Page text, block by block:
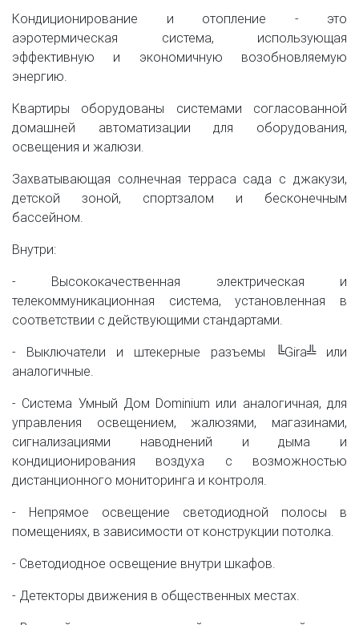
Кондиционирование и отопление - это
аэротермическая система, использующая
эффективную и экономичную возобновляемую
энергию.
Квартиры оборудованы системами согласованной
домашней автоматизации для оборудования,
освещения и жалюзи.
Захватывающая солнечная терраса сада с джакузи,
детской зоной, спортзалом и бесконечным
бассейном.
Внутри:
- Высококачественная электрическая и
телекоммуникационная система, установленная в
соответствии с действующими стандартами.
- Выключатели и штекерные разъемы ╚Gira╩ или
аналогичные.
- Система Умный Дом Dominium или аналогичная, для
управления освещением, жалюзями, магазинами,
сигнализациями наводнений и дыма и
кондиционирования воздуха с возможностью
дистанционного мониторинга и контроля.
- Непрямое освещение светодиодной полосы в
помещениях, в зависимости от конструкции потолка.
- Светодиодное освещение внутри шкафов.
- Детекторы движения в общественных местах.